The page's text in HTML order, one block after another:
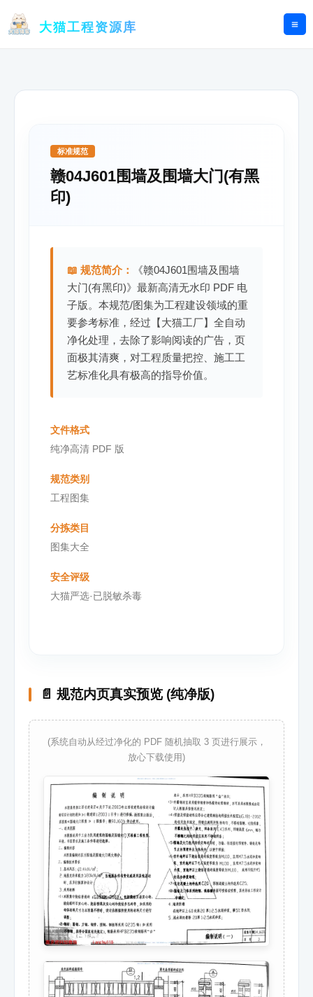
大猫工程资源库
标准规范
赣04J601围墙及围墙大门(有黑
印)
📖 规范简介：
《赣04J601围墙及围墙
大门(有黑印)》最新高清无水印 PDF 电
子版。本规范/图集为工程建设领域的重
要参考标准，经过【大猫工厂】全自动
净化处理，去除了影响阅读的广告，页
面极其清爽，对工程质量把控、施工工
艺标准化具有极高的指导价值。
文件格式
纯净高清 PDF 版
规范类别
工程图集
分拣类目
图集大全
安全评级
大猫严选·已脱敏杀毒
📄 规范内页真实预览 (纯净版)
(系统自动从经过净化的 PDF 随机抽取 3 页进行展示，
放心下载使用)